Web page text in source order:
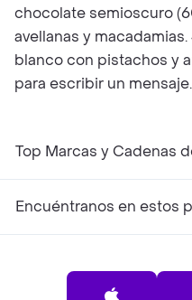
chocolate semioscuro
avellanas y
blanco con pistachos y
para escribir un mensaje.
Top Marcas y Cadenas
Encuéntranos en estos